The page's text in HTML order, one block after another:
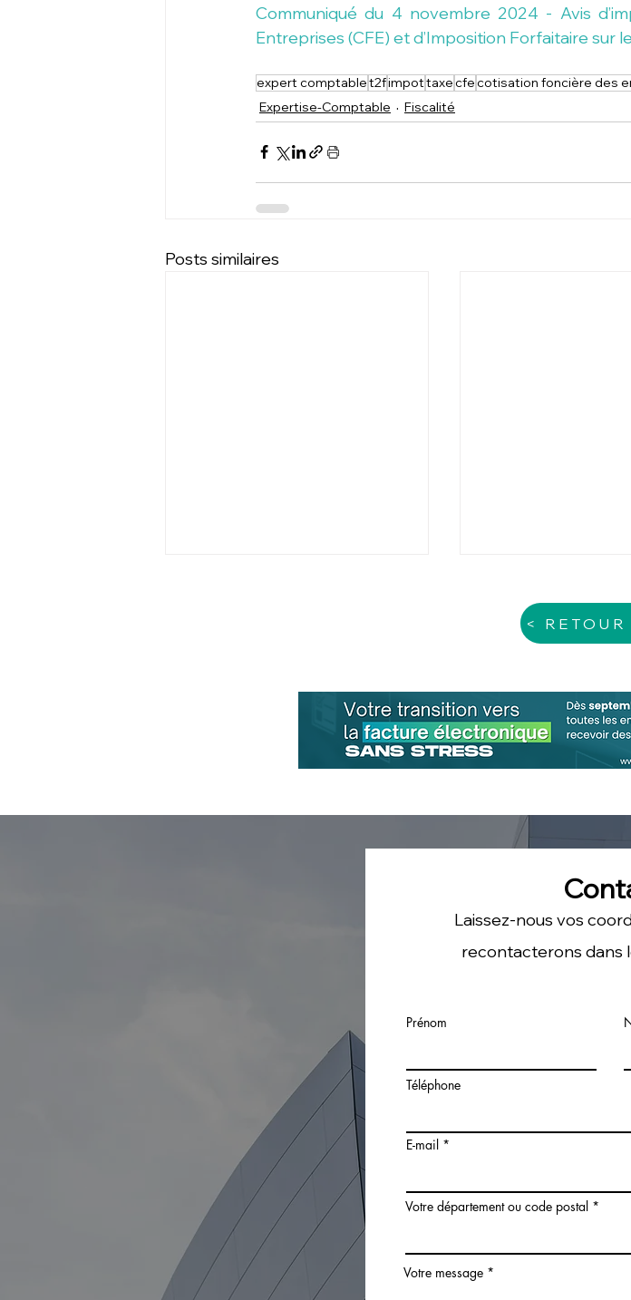
Communiqué du 4 novembre 2024 - Avis
Entreprises (CFE) et d’Imposition Forfaitaire sur
expert comptablet2fimpottaxecfecotisation foncière des
Expertise-Comptable
Fiscalité
Posts similaires
Création d'entreprise :
Pourquoi automatiser sa
comptabilité dès le départ
Contrôle Fiscal –
vous
< RETOUR
Laissez-nous vos
recontacterons dans
Prénom
Téléphone
E-mail
Votre département ou code postal
Votre message